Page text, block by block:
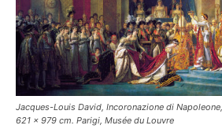
Jacques-Louis David, Incoronazione di
621 x 979 cm. Parigi, Musée du Louvre